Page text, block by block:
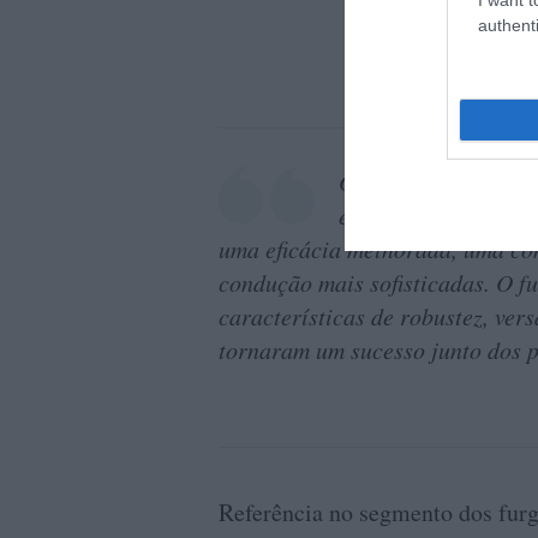
O novo Peugeot E-
excelência ao
uma eficácia melhorada, uma
condução mais sofisticadas. O
características de robustez,
tornaram um sucesso junto dos
Referência no segmento dos